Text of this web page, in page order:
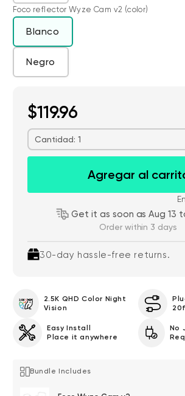
Foco reflector Wyze Cam v2 (color)
Blanco
Negro
32 GB
$119.96
Cantidad: 1
Agregar al
Get it as soon as Aug 13
Order within 3 days
30-day hassle-free returns.
2.5K QHD Color Night
Vision
Easy Install
Place it anywhere
No
Bundle Includes